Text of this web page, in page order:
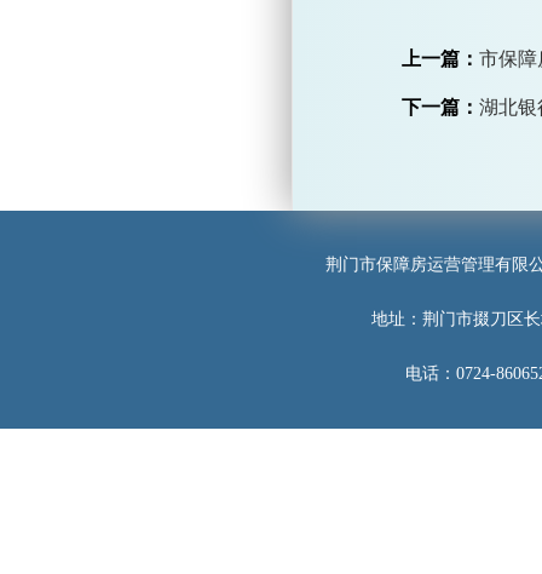
上一篇： 市保障
下一篇： 湖北银
荆门市保障房运营管理有限
地址：荆门市掇刀区
电话：0724-